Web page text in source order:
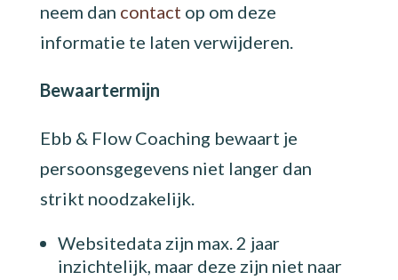
neem dan contact op om deze
informatie te laten verwijderen.
Bewaartermijn
Ebb & Flow Coaching bewaart je
persoonsgegevens niet langer dan
strikt noodzakelijk.
Websitedata zijn max. 2 jaar
inzichtelijk, maar deze zijn niet naar